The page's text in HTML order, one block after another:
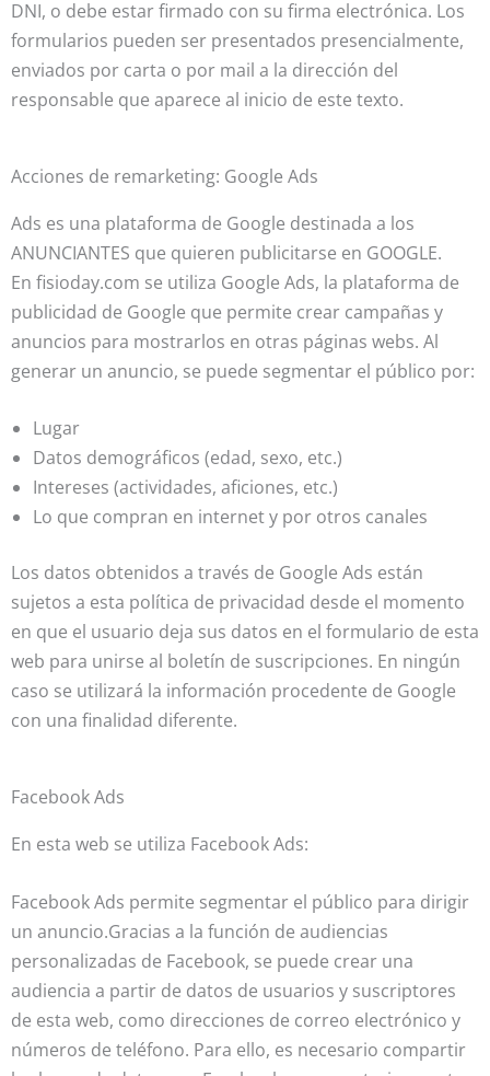
DNI, o debe estar firmado con su firma electrónica. Los
formularios pueden ser presentados presencialmente,
enviados por carta o por mail a la dirección del
responsable que aparece al inicio de este texto.
Acciones de remarketing: Google Ads
Ads es una plataforma de Google destinada a los
ANUNCIANTES que quieren publicitarse en GOOGLE.
En fisioday.com se utiliza Google Ads, la plataforma de
publicidad de Google que permite crear campañas y
anuncios para mostrarlos en otras páginas webs. Al
generar un anuncio, se puede segmentar el público por:
Lugar
Datos demográficos (edad, sexo, etc.)
Intereses (actividades, aficiones, etc.)
Lo que compran en internet y por otros canales
Los datos obtenidos a través de Google Ads están
sujetos a esta política de privacidad desde el momento
en que el usuario deja sus datos en el formulario de esta
web para unirse al boletín de suscripciones. En ningún
caso se utilizará la información procedente de Google
con una finalidad diferente.
Facebook Ads
En esta web se utiliza Facebook Ads:
Facebook Ads permite segmentar el público para dirigir
un anuncio.Gracias a la función de audiencias
personalizadas de Facebook, se puede crear una
audiencia a partir de datos de usuarios y suscriptores
de esta web, como direcciones de correo electrónico y
números de teléfono. Para ello, es necesario compartir